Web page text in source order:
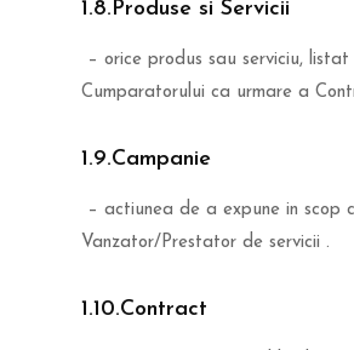
1.8.Produse si Servicii
– orice produs sau serviciu,
Cumparatorului ca urmare a
1.9.Campanie
– actiunea de a expune in scop
Vanzator/Prestator de servicii .
1.10.Contract